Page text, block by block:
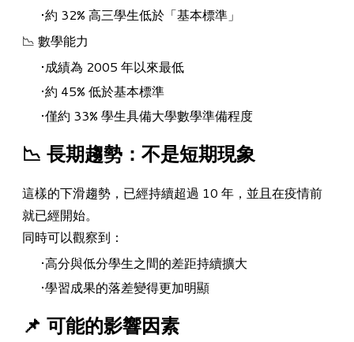
約 32% 高三學生低於「基本標準」
📉 數學能力
成績為 2005 年以來最低
約 45% 低於基本標準
僅約 33% 學生具備大學數學準備程度
​📉 長期趨勢：不是短期現象
這樣的下滑趨勢，已經持續超過 10 年，並且在疫情前
就已經開始。
同時可以觀察到：
高分與低分學生之間的差距持續擴大
學習成果的落差變得更加明顯
📌 可能的影響因素